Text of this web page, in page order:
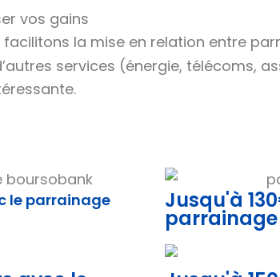
vos gains
la mise en relation entre
services (énergie, télécoms,
le parrainage
Jusqu'à